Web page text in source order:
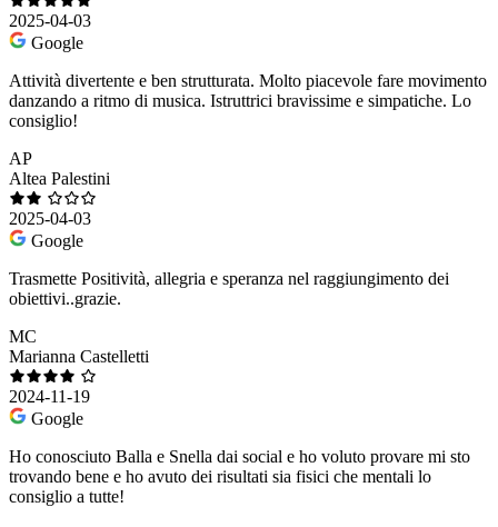
2025-04-03
Google
Attività divertente e ben strutturata. Molto piacevole fare movimento
danzando a ritmo di musica. Istruttrici bravissime e simpatiche. Lo
consiglio!
AP
Altea Palestini
2025-04-03
Google
Trasmette Positività, allegria e speranza nel raggiungimento dei
obiettivi..grazie.
MC
Marianna Castelletti
2024-11-19
Google
Ho conosciuto Balla e Snella dai social e ho voluto provare mi sto
trovando bene e ho avuto dei risultati sia fisici che mentali lo
consiglio a tutte!